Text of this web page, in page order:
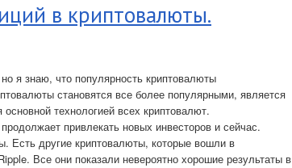
в криптовалюты.
я знаю, что популярность криптовалюты
становятся все более популярными, является
технологией всех криптовалют.
привлекать новых инвесторов и сейчас.
Есть другие криптовалюты, которые вошли в
Все они показали невероятно хорошие результаты в